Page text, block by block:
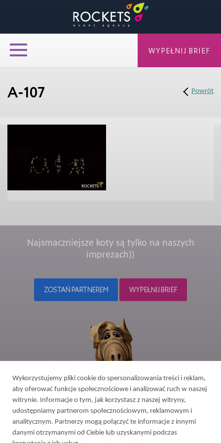
A-107 Powrót
Najsmaczniejsze koty są tylko na naszych
imprezach))
ZOSTAŃ PARTNEREM WYPEŁNIJ BRIEF
WYPEŁNIJ BRIEF
Wykorzystujemy pliki cookie do spersonalizowania treści i reklam,
aby oferować funkcje społecznościowe i analizować ruch w naszej
witrynie. Informacje o tym, jak korzystasz z naszej witryny,
udostępniamy partnerom społecznościowym, reklamowym i
analitycznym. Partnerzy mogą połączyć te informacje z innymi
danymi otrzymanymi od Ciebie lub uzyskanymi podczas